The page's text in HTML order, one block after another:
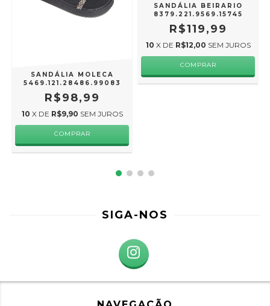
SANDÁLIA MOLECA
5469.121.28486.99083
R$98,99
10 X DE R$9,90 SEM JUROS
COMPRAR
SANDÁLIA BEIRARIO
8379.221.9569.15745
R$119,99
10 X DE R$12,00 SEM JUROS
COMPRAR
SIGA-NOS